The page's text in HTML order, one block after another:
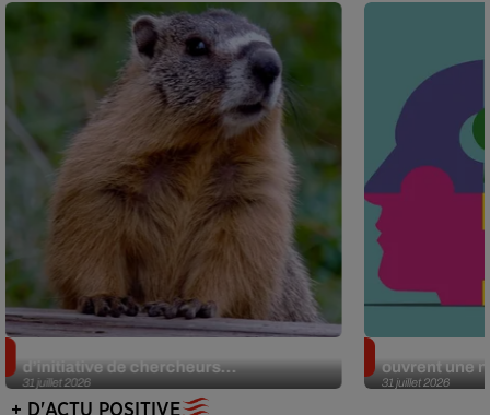
31 juillet 2026
d’initiative de chercheurs...
31 juillet 2026
ouvrent une
+ D'ACTU POSITIVE